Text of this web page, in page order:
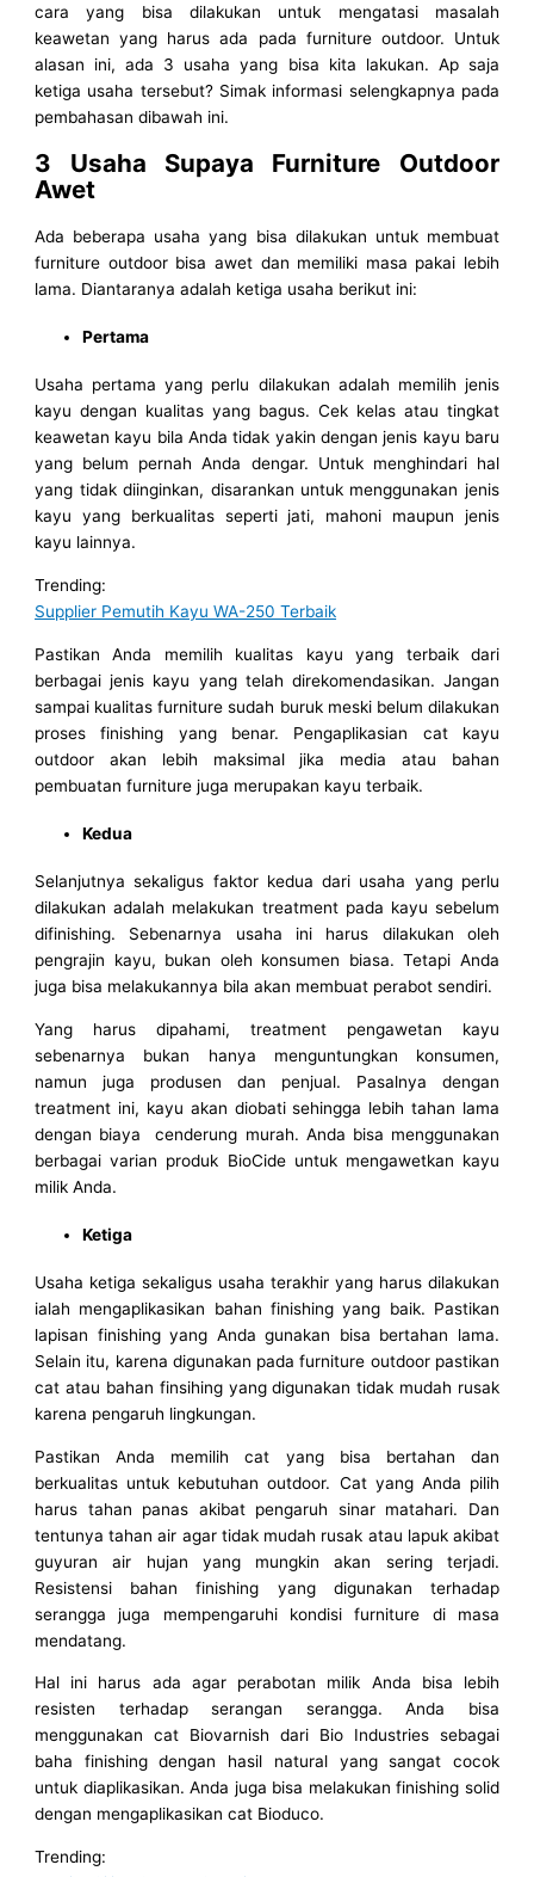
cara yang bisa dilakukan untuk mengatasi masalah
keawetan yang harus ada pada furniture outdoor. Untuk
alasan ini, ada 3 usaha yang bisa kita lakukan. Ap saja
ketiga usaha tersebut? Simak informasi selengkapnya pada
pembahasan dibawah ini.
3 Usaha Supaya Furniture Outdoor
Awet
Ada beberapa usaha yang bisa dilakukan untuk membuat
furniture outdoor bisa awet dan memiliki masa pakai lebih
lama. Diantaranya adalah ketiga usaha berikut ini:
Pertama
Usaha pertama yang perlu dilakukan adalah memilih jenis
kayu dengan kualitas yang bagus. Cek kelas atau tingkat
keawetan kayu bila Anda tidak yakin dengan jenis kayu baru
yang belum pernah Anda dengar. Untuk menghindari hal
yang tidak diinginkan, disarankan untuk menggunakan jenis
kayu yang berkualitas seperti jati, mahoni maupun jenis
kayu lainnya.
Trending:
Supplier Pemutih Kayu WA-250 Terbaik
Pastikan Anda memilih kualitas kayu yang terbaik dari
berbagai jenis kayu yang telah direkomendasikan. Jangan
sampai kualitas furniture sudah buruk meski belum dilakukan
proses finishing yang benar. Pengaplikasian cat kayu
outdoor akan lebih maksimal jika media atau bahan
pembuatan furniture juga merupakan kayu terbaik.
Kedua
Selanjutnya sekaligus faktor kedua dari usaha yang perlu
dilakukan adalah melakukan treatment pada kayu sebelum
difinishing. Sebenarnya usaha ini harus dilakukan oleh
pengrajin kayu, bukan oleh konsumen biasa. Tetapi Anda
juga bisa melakukannya bila akan membuat perabot sendiri.
Yang harus dipahami, treatment pengawetan kayu
sebenarnya bukan hanya menguntungkan konsumen,
namun juga produsen dan penjual. Pasalnya dengan
treatment ini, kayu akan diobati sehingga lebih tahan lama
dengan biaya cenderung murah. Anda bisa menggunakan
berbagai varian produk BioCide untuk mengawetkan kayu
milik Anda.
Ketiga
Usaha ketiga sekaligus usaha terakhir yang harus dilakukan
ialah mengaplikasikan bahan finishing yang baik. Pastikan
lapisan finishing yang Anda gunakan bisa bertahan lama.
Selain itu, karena digunakan pada furniture outdoor pastikan
cat atau bahan finsihing yang digunakan tidak mudah rusak
karena pengaruh lingkungan.
Pastikan Anda memilih cat yang bisa bertahan dan
berkualitas untuk kebutuhan outdoor. Cat yang Anda pilih
harus tahan panas akibat pengaruh sinar matahari. Dan
tentunya tahan air agar tidak mudah rusak atau lapuk akibat
guyuran air hujan yang mungkin akan sering terjadi.
Resistensi bahan finishing yang digunakan terhadap
serangga juga mempengaruhi kondisi furniture di masa
mendatang.
Hal ini harus ada agar perabotan milik Anda bisa lebih
resisten terhadap serangan serangga. Anda bisa
menggunakan cat Biovarnish dari Bio Industries sebagai
baha finishing dengan hasil natural yang sangat cocok
untuk diaplikasikan. Anda juga bisa melakukan finishing solid
dengan mengaplikasikan cat Bioduco.
Trending: